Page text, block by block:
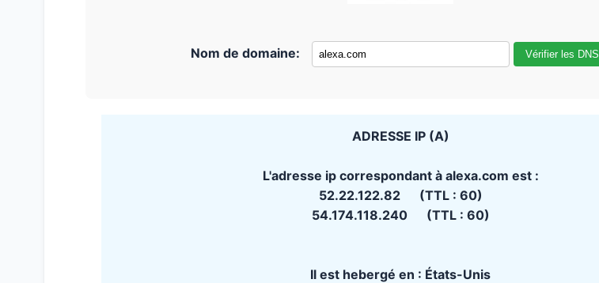
Nom de domaine: Vérifier les DNS
ADRESSE IP (A)
L'adresse ip correspondant à alexa.com est :
52.22.122.82 (TTL : 60)
54.174.118.240 (TTL : 60)
Il est hebergé en : États-Unis